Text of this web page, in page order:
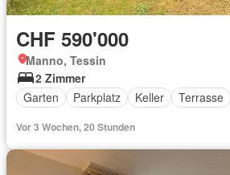
CHF 590'000
Manno, Tessin
2 Zimmer
Garten
Parkplatz Keller Terrasse
Vor 3 Wochen, 20 Stunden